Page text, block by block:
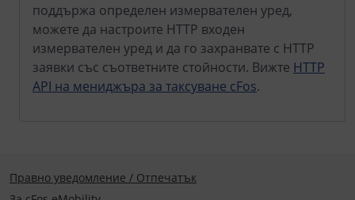
поддържа определен измервателен уред,
можете да настроите HTTP входен
измервателен уред и да го захранвате с HTTP
заявки със съответните стойности. Вижте HTTP
API на мениджъра за таксуване cFos.
Правно уведомление / Отпечатък